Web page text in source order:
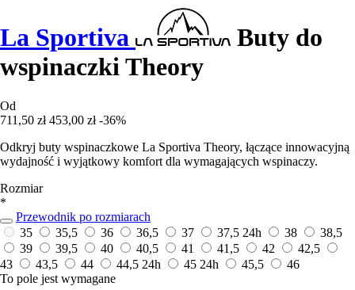
La Sportiva
Buty do
wspinaczki Theory
Od
711,50 zł 453,00 zł -36%
Odkryj buty wspinaczkowe La Sportiva Theory, łączące innowacyjną
wydajność i wyjątkowy komfort dla wymagających wspinaczy.
Rozmiar
*
Przewodnik po rozmiarach
35
35,5 36 36,5 37 37,5 24h 38
38,5
39
39,5 40 40,5 41 41,5 42
42,5
43
43,5 44 44,5 24h 45 24h 45,5
46
To pole jest wymagane